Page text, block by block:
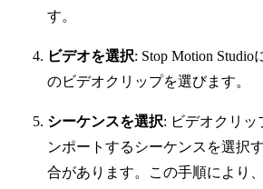
す。
ビデオを選択: Stop Motion
のビデオクリップを選びます。
シーケンスを選択: ビデオクリ
ンポートするシーケンスを選択
合があります。この手順により